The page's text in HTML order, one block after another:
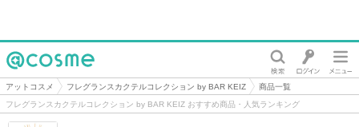
@cosme
アットコスメ フレグランスカクテルコレクション by BAR KEIZ
商品一覧
フレグランスカクテルコレクション by BAR KEIZ おすすめ商品・人気ランキング